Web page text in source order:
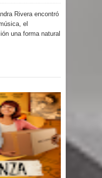
Rivera encontró
el
una forma natural